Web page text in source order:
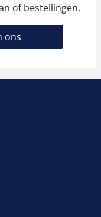
of bestellingen.
ons